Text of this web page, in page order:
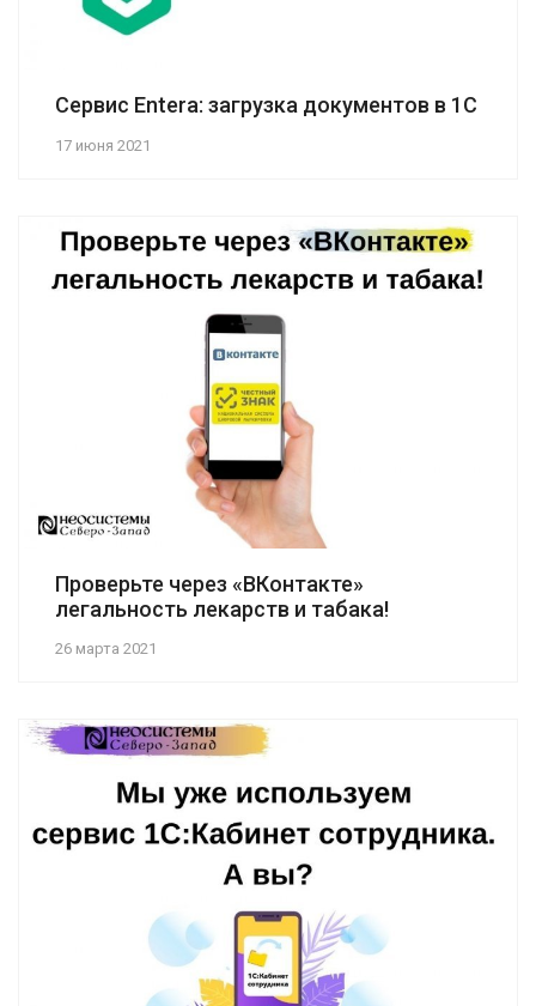
Сервис Entera: загрузка документов в 1С
17 июня 2021
Проверьте через «ВКонтакте»
легальность лекарств и табака!
26 марта 2021